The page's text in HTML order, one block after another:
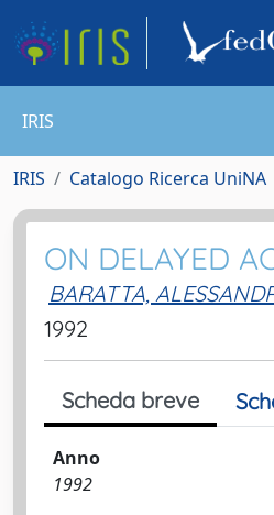
IRIS
IRIS Catalogo Ricerca UniNA
ON DELAYED
BARATTA,
1992
Scheda breve
Anno
1992